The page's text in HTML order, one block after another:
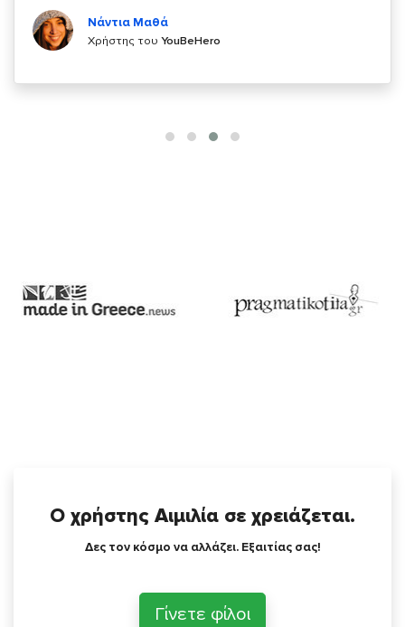
Χρήστης τουYouBeHero
Ο χρήστης Αιμιλία σε χρειάζεται.
Δες τον κόσμο να αλλάζει. Εξαιτίας σας!
Γίνετε φίλοι